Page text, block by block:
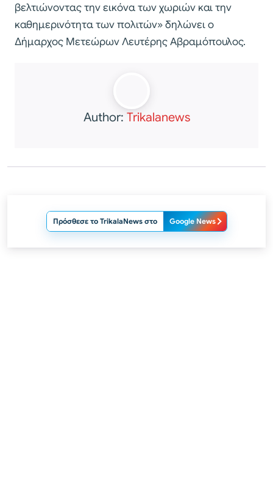
βελτιώνοντας την εικόνα των χωριών και την
καθημερινότητα των πολιτών» δηλώνει ο
Δήμαρχος Μετεώρων Λευτέρης Αβραμόπουλος.
Author: Trikalanews
Πρόσθεσε το TrikalaNews στο Google News